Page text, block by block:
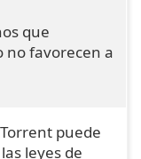
que
no favorecen a
puede
leyes de